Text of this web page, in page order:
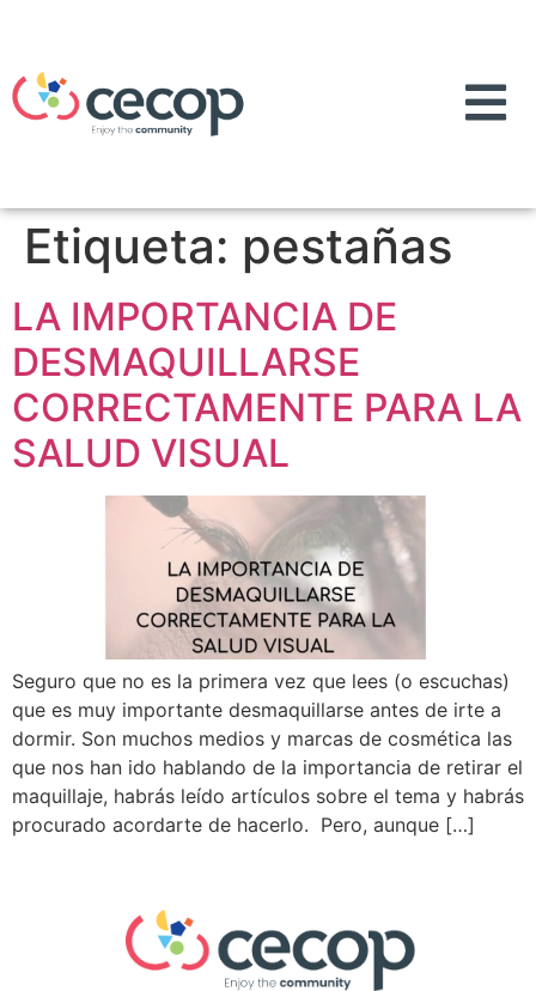
Etiqueta: pestañas
LA IMPORTANCIA DE
DESMAQUILLARSE
CORRECTAMENTE PARA LA
SALUD VISUAL
Seguro que no es la primera vez que lees (o escuchas)
que es muy importante desmaquillarse antes de irte a
dormir. Son muchos medios y marcas de cosmética las
que nos han ido hablando de la importancia de retirar el
maquillaje, habrás leído artículos sobre el tema y habrás
procurado acordarte de hacerlo. Pero, aunque […]